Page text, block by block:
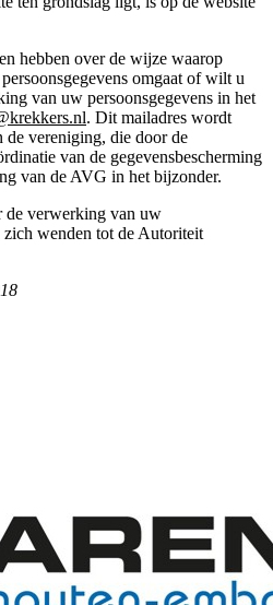
hebben over de wijze waarop
omgaat of wilt u
van uw persoonsgegevens in het
. Dit mailadres wordt
de vereniging, die door de
van de gegevensbescherming
van de AVG in het bijzonder.
de verwerking van uw
zich wenden tot de Autoriteit